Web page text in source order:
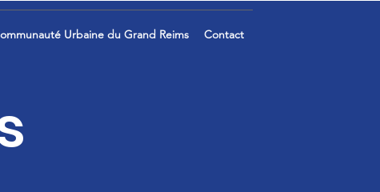
Urbaine du Grand Reims Contact